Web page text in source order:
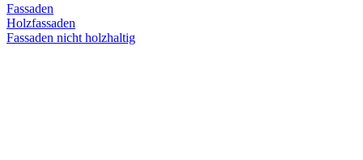
Fassaden
Holzfassaden
Fassaden nicht holzhaltig